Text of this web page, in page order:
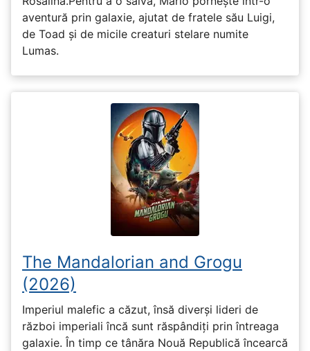
aventură prin galaxie, ajutat de fratele său Luigi,
de Toad și de micile creaturi stelare numite
Lumas.
The Mandalorian and Grogu
(2026)
Imperiul malefic a căzut, însă diverși lideri de
război imperiali încă sunt răspândiți prin întreaga
galaxie. În timp ce tânăra Nouă Republică încearcă